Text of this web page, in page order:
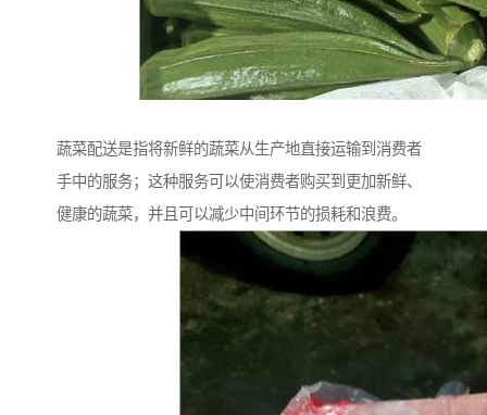
蔬菜配送是指将新鲜的蔬菜从生产地直接运输到消费者
手中的服务；这种服务可以使消费者购买到更加新鲜、
健康的蔬菜，并且可以减少中间环节的损耗和浪费。